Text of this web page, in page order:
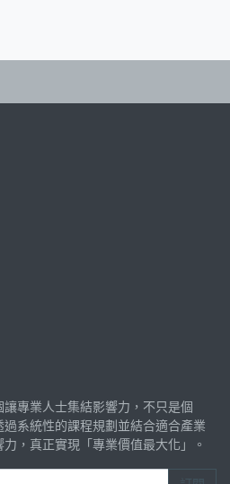
專業人士集結影響力，不只是個
系統性的課程規劃並結合適合產業
，真正實現「專業價值最大化」。